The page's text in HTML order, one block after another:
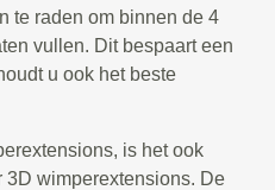
te raden om binnen de 4
vullen. Dit bespaart een
u ook het beste
is het ook
3D wimperextensions. De